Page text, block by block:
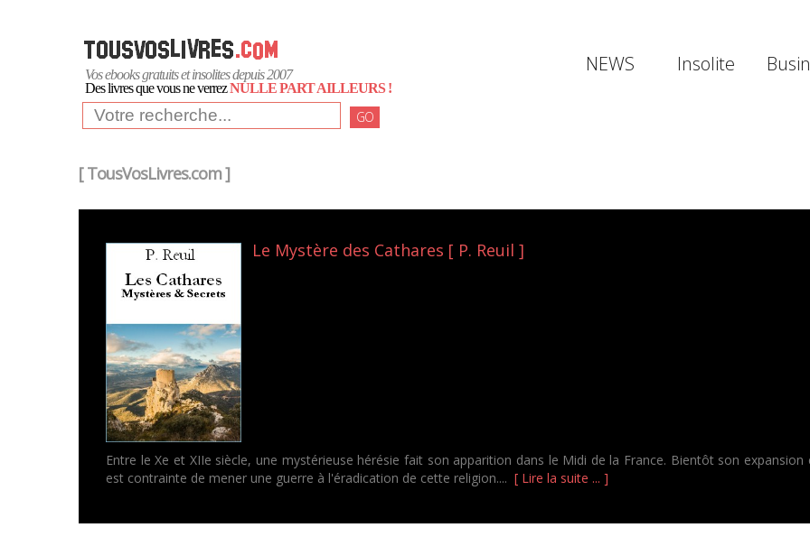
Vos ebooks gratuits et insolites depuis 2007
Des livres que vous ne verrezNULLE PART AILLEURS !
GO
NEWS Insolite
[ TousVosLivres.com ]
Le Mystère des Cathares [ P. Reuil ]
Entre le Xe et XIIe siècle, une mystérieuse hérésie fait son apparition dans le Midi de la France. Bientôt son
est contrainte de mener une guerre à l'éradication de cette religion.... [ Lire la suite ... ]